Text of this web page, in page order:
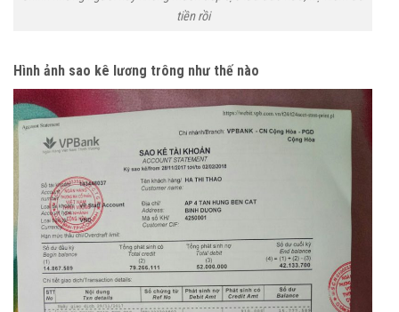
tiền rồi
Hình ảnh sao kê lương trông như thế nào